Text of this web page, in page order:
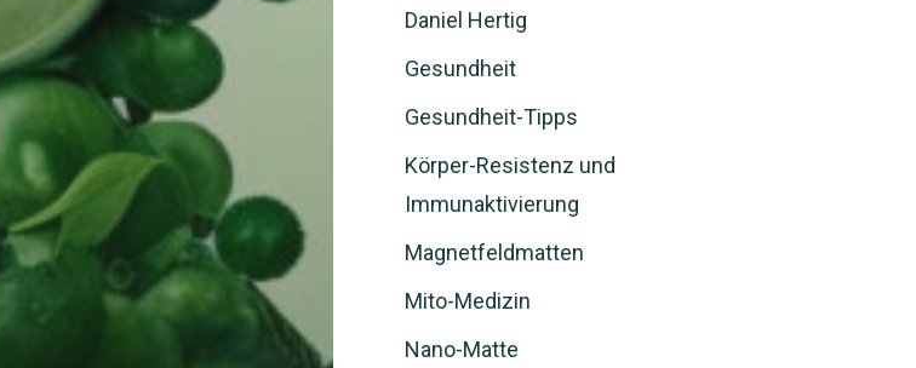
Daniel Hertig
Gesundheit
Gesundheit-Tipps
Körper-Resistenz und
Immunaktivierung
Magnetfeldmatten
Mito-Medizin
Nano-Matte